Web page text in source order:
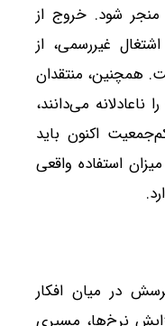
منجر شود. خروج از
غیررسمی، از
همچنین، منتقدان
می‌دانند،
اکنون باید
استفاده واقعی
در میان افکار